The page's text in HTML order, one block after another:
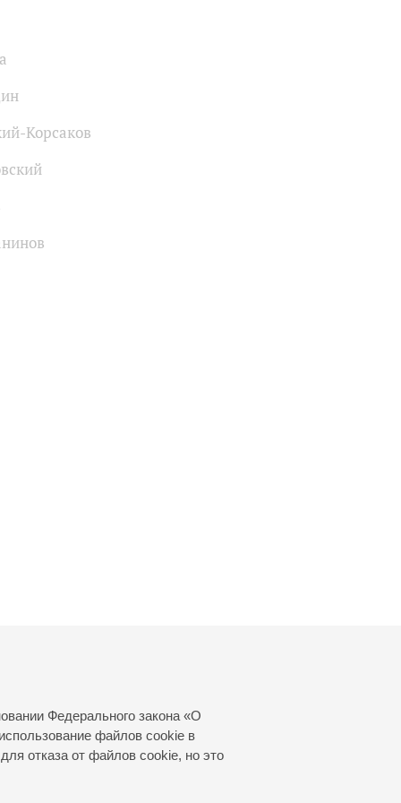
Федерального закона «О
файлов cookie в
отказа от файлов cookie, но это
Корсаков